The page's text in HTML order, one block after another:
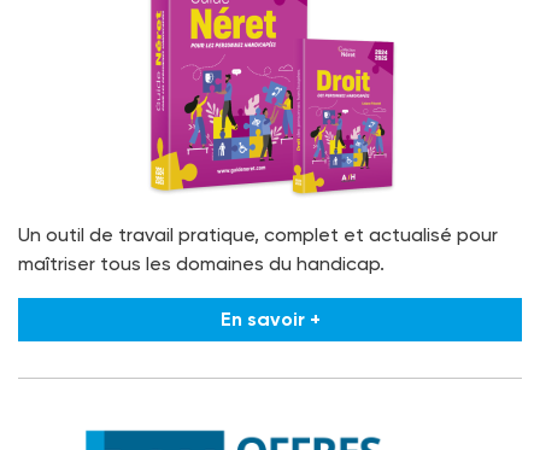
Un outil de travail pratique, complet et actualisé pour
maîtriser tous les domaines du handicap.
En savoir +